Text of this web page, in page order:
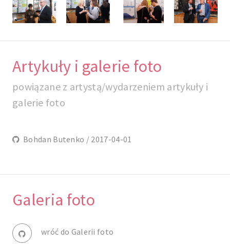
Artykuły i galerie foto
powiązane z artystą/wydarzeniem artykuły i
galerie foto
Bohdan Butenko / 2017-04-01
Galeria foto
wróć do Galerii foto